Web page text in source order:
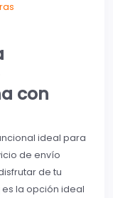
con
ideal para
de envío
de tu
es la opción ideal